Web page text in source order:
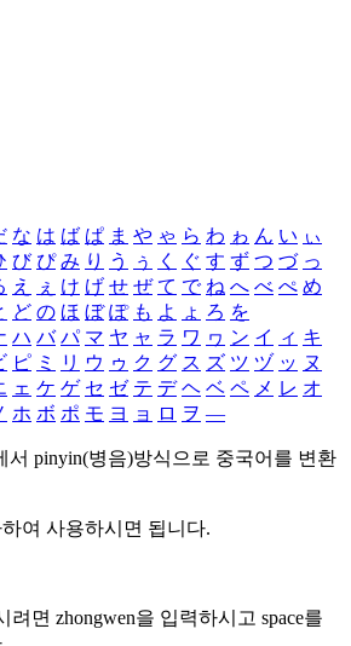
な は ば ぱ ま や ゃ ら わ ゎ ん い ぃ
び ぴ み り う ぅ く ぐ す ず つ づ っ
え ぇ け げ せ ぜ て で ね へ べ ぺ め
ど の ほ ぼ ぽ も よ ょ ろ を
ハ バ パ マ ヤ ャ ラ ワ ヮ ン イ ィ キ
ピ ミ リ ウ ゥ ク グ ス ズ ツ ヅ ッ ヌ
ェ ケ ゲ セ ゼ テ デ ヘ ベ ペ メ レ オ
ホ ボ ポ モ ヨ ョ ロ ヲ ―
서 pinyin(병음)방식으로 중국어를 변환
여 사용하시면 됩니다.
려면 zhongwen을 입력하시고 space를